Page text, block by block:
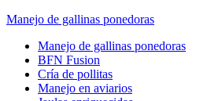
Manejo de gallinas ponedoras
Manejo de gallinas ponedoras
BFN Fusion
Cría de pollitas
Manejo en aviarios